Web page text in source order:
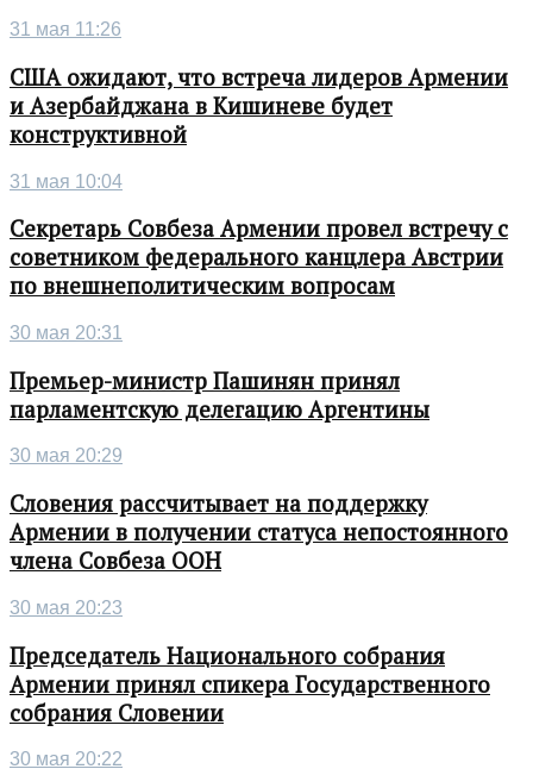
31 мая 11:26
США ожидают, что встреча лидеров Армении
и Азербайджана в Кишиневе будет
конструктивной
31 мая 10:04
Секретарь Совбеза Армении провел встречу с
советником федерального канцлера Австрии
по внешнеполитическим вопросам
30 мая 20:31
Премьер-министр Пашинян принял
парламентскую делегацию Аргентины
30 мая 20:29
Словения рассчитывает на поддержку
Армении в получении статуса непостоянного
члена Совбеза ООН
30 мая 20:23
Председатель Национального собрания
Армении принял спикера Государственного
собрания Словении
30 мая 20:22